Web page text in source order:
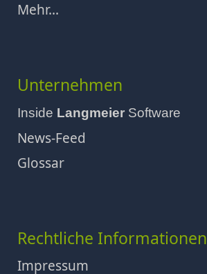
Mehr...
Unternehmen
Inside Langmeier Software
News-Feed
Glossar
Rechtliche Informationen
Impressum